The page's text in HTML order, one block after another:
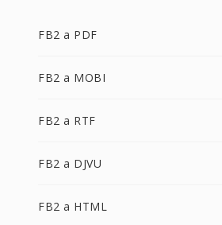
FB2 a PDF
FB2 a MOBI
FB2 a RTF
FB2 a DJVU
FB2 a HTML